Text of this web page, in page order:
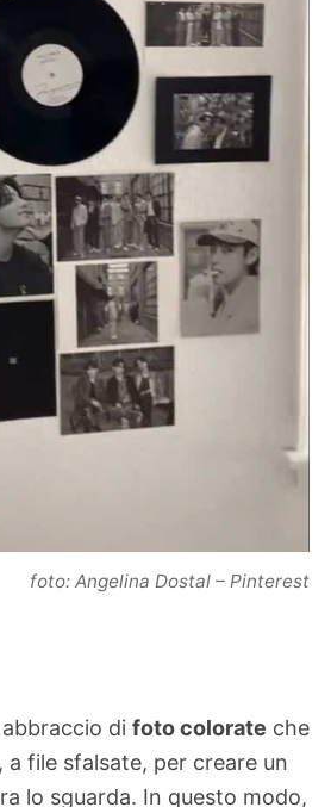
foto: Angelina Dostal – Pinterest
di foto colorate che
file sfalsate, per creare un
lo sguarda. In questo modo,